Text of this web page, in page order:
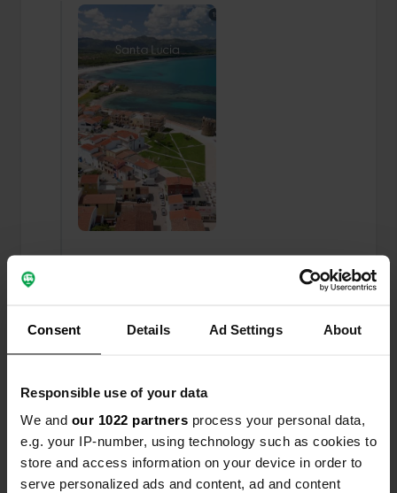
Consent Details Ad Settings About
Responsible use of your data
We and our 1022 partners process your personal data,
e.g. your IP-number, using technology such as cookies to
store and access information on your device in order to
serve personalized ads and content, ad and content
più di un anno fa
posto incantevole, tranquillo inizio maggio. Entra,
trova un posto e restaci quanto vuoi. 25 € a
camper; Tutto compreso, ovvero un posto con
igienici, ma è possibile pulire i servizi igienici e
scaricare/riempire l'acqua. Doccia 0,50 € per
pochi minuti. E poi una laguna con i fenicotteri, il
mare con la spiaggia sabbiosa e un chiosco sulla
spiaggia dove vendono pane, gelato e birra!
Perfetto, vero?